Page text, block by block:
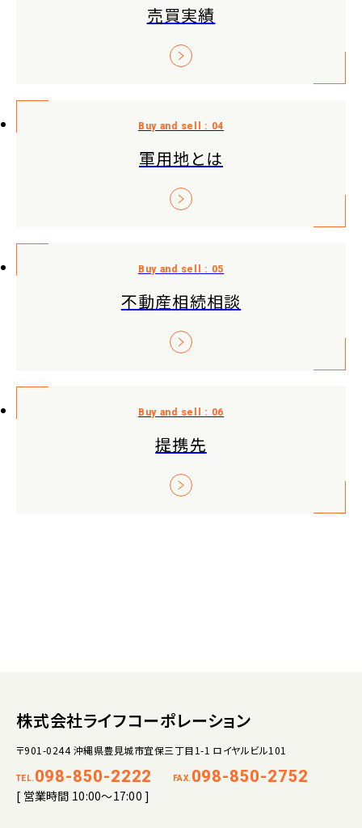
売買実績
軍用地とは
不動産相続相談
提携先
株式会社ライフコーポレーション
〒901-0244 沖縄県豊見城市宜保三丁目1-1 ロイヤルビル101
TEL. 098-850-2222 FAX. 098-850-2752
[ 営業時間 10:00～17:00 ]